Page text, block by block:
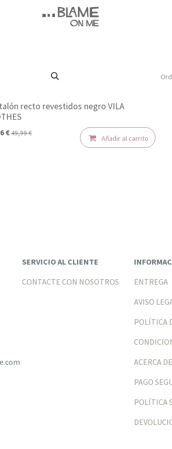
recto revestidos negro VILA
€49,99€
Añadir al carrito
SERVICIO AL CLIENTE
CONTACTE CON NOSOTROS
ENTREGA
AVISO
POLÍTICA
ACERCA
PAGO
POLÍTICA